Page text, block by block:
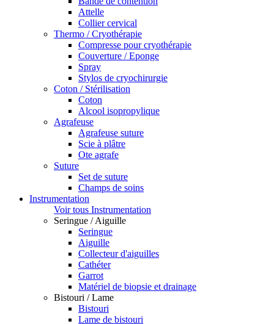
Attelle
Collier cervical
Thermo / Cryothérapie
Compresse pour cryothérapie
Couverture / Eponge
Spray
Stylos de cryochirurgie
Coton / Stérilisation
Coton
Alcool isopropylique
Agrafeuse
Agrafeuse suture
Scie à plâtre
Ote agrafe
Suture
Set de suture
Champs de soins
Instrumentation
Voir tous Instrumentation
Seringue / Aiguille
Seringue
Aiguille
Collecteur d'aiguilles
Cathéter
Garrot
Matériel de biopsie et drainage
Bistouri / Lame
Bistouri
Lame de bistouri